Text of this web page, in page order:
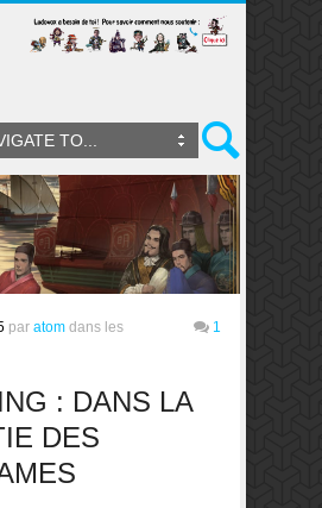
TO...
par atom dans les
1
: DANS LA
DES